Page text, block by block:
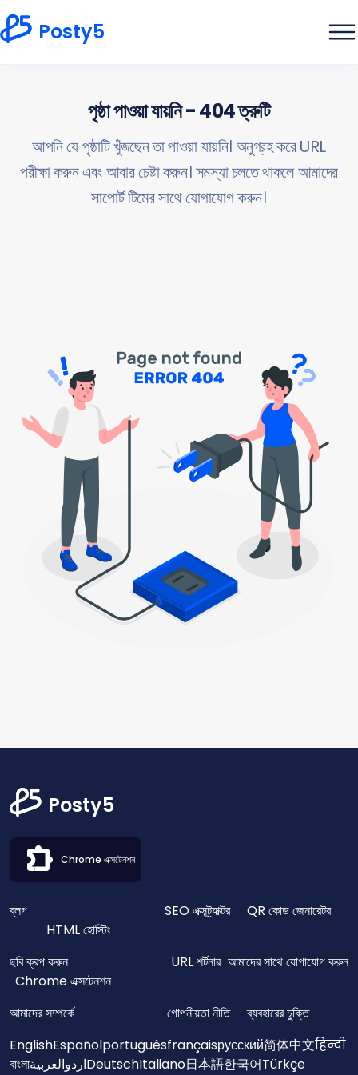
Posty5
পৃষ্ঠা পাওয়া যায়নি - 404 ত্রুটি
আপনি যে পৃষ্ঠাটি খুঁজছেন তা পাওয়া যায়নি। অনুগ্রহ করে URL
পরীক্ষা করুন এবং আবার চেষ্টা করুন। সমস্যা চলতে থাকলে আমাদের
সাপোর্ট টিমের সাথে যোগাযোগ করুন।
Posty5
Chrome এক্সটেনশন
ব্লগ SEO এক্সট্র্যাক্টর
QR কোড জেনারেটর
HTML হোস্টিং
ছবি ক্রপ করুন
URL শর্টনার আমাদের সাথে যোগাযোগ করুন
Chrome এক্সটেনশন
আমাদের সম্পর্কে
গোপনীয়তা নীতি
ব্যবহারের চুক্তি
EnglishEspañolportuguêsfrançaisрусский简体中文हिन्दी
বাংলাالعربيةاردوDeutschItaliano日本語한국어Türkçe